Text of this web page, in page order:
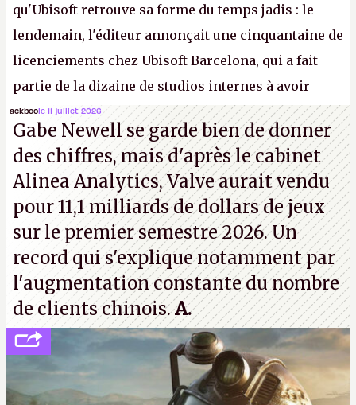
qu'Ubisoft retrouve sa forme du temps jadis : le
lendemain, l'éditeur annonçait une cinquantaine de
licenciements chez Ubisoft Barcelona, qui a fait
partie de la dizaine de studios internes à avoir
travaillé sur cetAssassin's Creedsous la direction
d'Ubisoft Singapour.A.
ackboole 11 juillet 2026
Gabe Newell se garde bien de donner
des chiffres, mais d'après le cabinet
Alinea Analytics, Valve aurait vendu
pour 11,1 milliards de dollars de jeux
sur le premier semestre 2026. Un
record qui s'explique notamment par
l'augmentation constante du nombre
de clients chinois.A.